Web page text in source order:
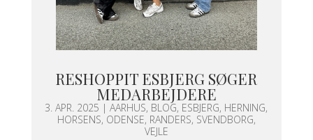
RESHOPPIT ESBJERG SØGER
MEDARBEJDERE
3. APR. 2025 |AARHUS, BLOG, ESBJERG, HERNING,
HORSENS, ODENSE, RANDERS, SVENDBORG,
VEJLE